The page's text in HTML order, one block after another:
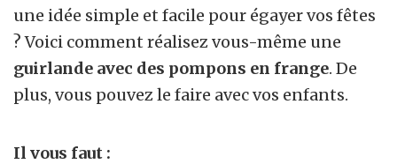
une idée simple et facile pour égayer vos fêtes
? Voici comment réalisez vous-même une
guirlande avec des pompons en frange. De
plus, vous pouvez le faire avec vos enfants.
Il vous faut :